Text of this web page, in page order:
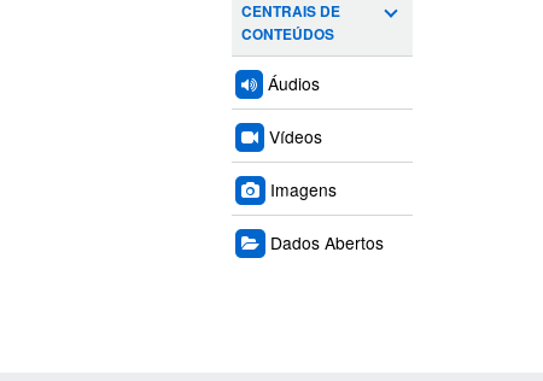
CENTRAIS DE
CONTEÚDOS
Áudios
Vídeos
Imagens
Dados Abertos